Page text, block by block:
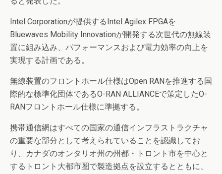
Intel Corporationが提供するIntel Agilex FPGAを
Bluewaves Mobility Innovationが開発する次世代の無線装
置に組み込み、パフォーマンスおよび電力効率の向上を
実現する計画である。
無線装置のフロントホール仕様はOpen RANを推進する国
際的な標準化団体であるO-RAN ALLIANCEで策定したO-
RANフロントホール仕様に準拠する。
携帯通信網はすべての国家の通信インフラストラクチャ
の重要な部分として考えられていることを認識してお
り、カナダのオンタリオ州の州都・トロント市を中心と
するトロント大都市圏で製造拠点を設立するとともに、